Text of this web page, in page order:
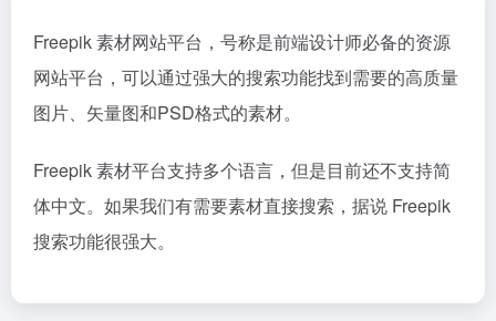
Freepik 素材网站平台，号称是前端设计师必备的资源
网站平台，可以通过强大的搜索功能找到需要的高质量
图片、矢量图和PSD格式的素材。
Freepik 素材平台支持多个语言，但是目前还不支持简
体中文。如果我们有需要素材直接搜索，据说 Freepik
搜索功能很强大。